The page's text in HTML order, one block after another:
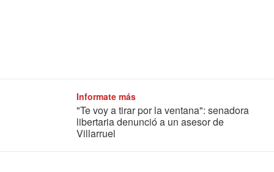
Informate más
"Te voy a tirar por la ventana": senadora
libertaria denunció a un asesor de
Villarruel